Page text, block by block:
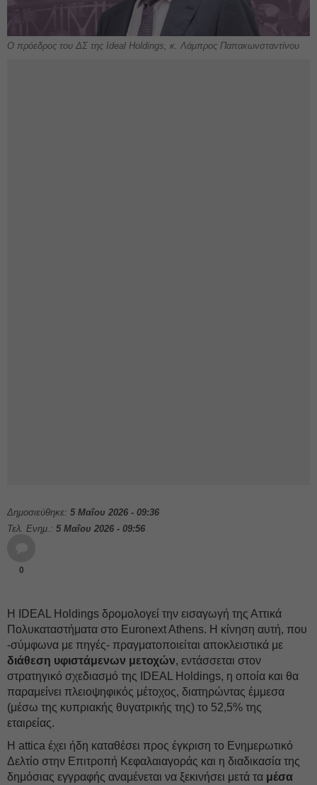
Ο πρόεδρος του ΔΣ της Ideal Holdings, κ. Λάμπρος Παπακωνσταντίνου
Δημοσιεύθηκε: 5 Μαΐου 2026 - 09:36
Τελ. Ενημ.: 5 Μαΐου 2026 - 09:56
0
H IDEAL Holdings δρομολογεί την εισαγωγή της Αττικά
Πολυκαταστήματα στο Euronext Athens. Η κίνηση αυτή, που
-σύμφωνα με πηγές- πραγματοποιείται αποκλειστικά με
διάθεση υφιστάμενων μετοχών, εντάσσεται στον
στρατηγικό σχεδιασμό της IDEAL Holdings, η οποία και θα
παραμείνει πλειοψηφικός μέτοχος, διατηρώντας έμμεσα
(μέσω της κυπριακής θυγατρικής της) το 52,5% της
εταιρείας.
Η attica έχει ήδη καταθέσει προς έγκριση το Ενημερωτικό
Δελτίο στην Επιτροπή Κεφαλαιαγοράς και η διαδικασία της
δημόσιας εγγραφής αναμένεται να ξεκινήσει μετά τα μέσα